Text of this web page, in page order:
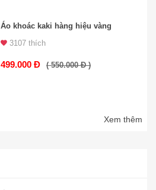
Áo khoác kaki hàng hiệu vàng
3107 thích
499.000 Đ ( 550.000 Đ )
Xem thêm